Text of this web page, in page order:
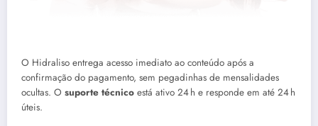
O Hidraliso entrega acesso imediato ao conteúdo após a
confirmação do pagamento, sem pegadinhas de mensalidades
ocultas. O suporte técnico está ativo 24 h e responde em até 24 h
úteis.